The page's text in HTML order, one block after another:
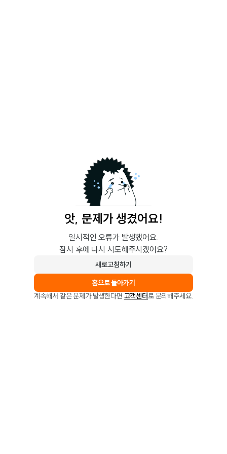
앗, 문제가 생겼어요!
일시적인 오류가 발생했어요.
잠시 후에 다시 시도해주시겠어요?
새로고침하기
홈으로 돌아가기
계속해서 같은 문제가 발생한다면 고객센터로 문의해주세요.